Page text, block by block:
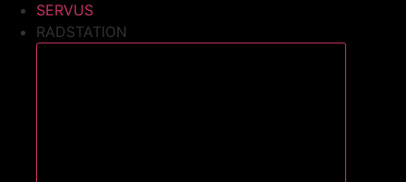
SERVUS
RADSTATION